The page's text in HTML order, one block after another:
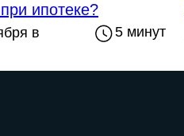
ипотеке?
в
5 минут